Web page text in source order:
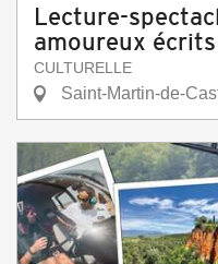
Lecture-
amoureux
CULTURELLE
Saint-Martin-de-